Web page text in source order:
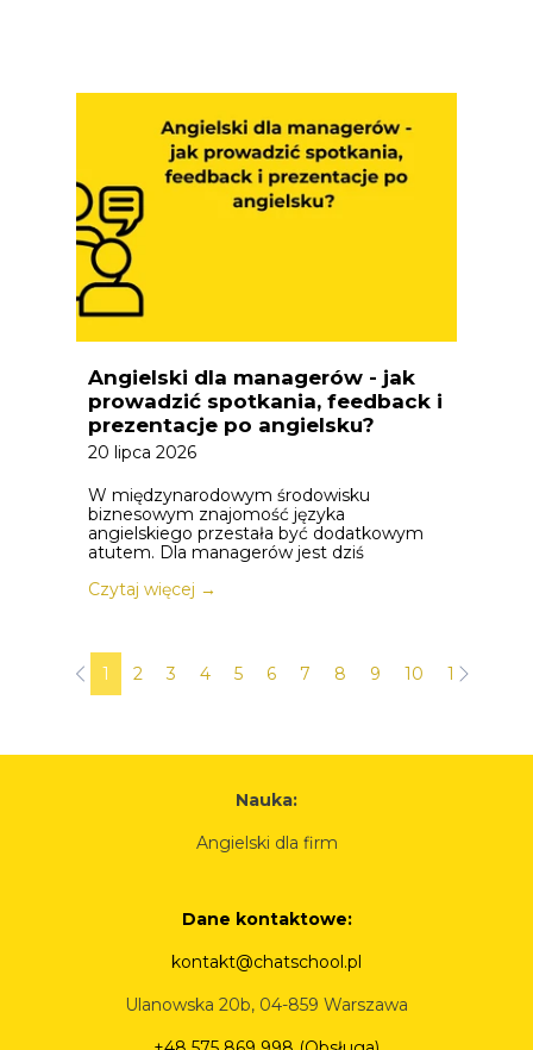
Angielski dla managerów - jak
prowadzić spotkania, feedback i
prezentacje po angielsku?
20 lipca 2026
W międzynarodowym środowisku
biznesowym znajomość języka
angielskiego przestała być dodatkowym
atutem. Dla managerów jest dziś
Czytaj więcej →
1 2 3 4 5 6 7 8 9 10 11
Dane kontaktowe:
kontakt@chatschool.pl
Ulanowska 20b, 04-859 Warszawa
Nauka:
Angielski dla firm